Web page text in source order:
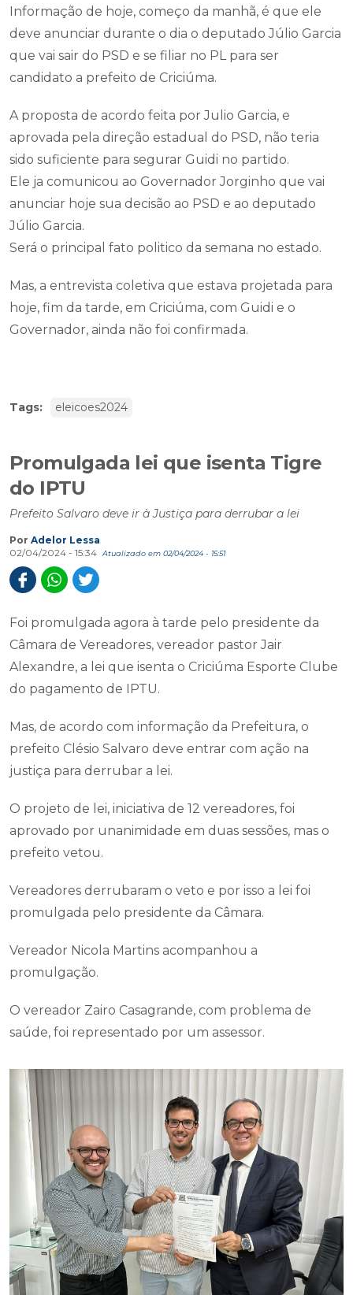
Informação de hoje, começo da manhã, é que ele
deve anunciar durante o dia o deputado Júlio Garcia
que vai sair do PSD e se filiar no PL para ser
candidato a prefeito de Criciúma.
A proposta de acordo feita por Julio Garcia, e
aprovada pela direção estadual do PSD, não teria
sido suficiente para segurar Guidi no partido.
Ele ja comunicou ao Governador Jorginho que vai
anunciar hoje sua decisão ao PSD e ao deputado
Júlio Garcia.
Será o principal fato politico da semana no estado.
Mas, a entrevista coletiva que estava projetada para
hoje, fim da tarde, em Criciúma, com Guidi e o
Governador, ainda não foi confirmada.
Tags: eleicoes2024
Promulgada lei que isenta Tigre
do IPTU
Prefeito Salvaro deve ir à Justiça para derrubar a lei
Por Adelor Lessa
02/04/2024 - 15:34
Atualizado em 02/04/2024 - 15:51
Foi promulgada agora à tarde pelo presidente da
Câmara de Vereadores, vereador pastor Jair
Alexandre, a lei que isenta o Criciúma Esporte Clube
do pagamento de IPTU.
Mas, de acordo com informação da Prefeitura, o
prefeito Clésio Salvaro deve entrar com ação na
justiça para derrubar a lei.
O projeto de lei, iniciativa de 12 vereadores, foi
aprovado por unanimidade em duas sessões, mas o
prefeito vetou.
Vereadores derrubaram o veto e por isso a lei foi
promulgada pelo presidente da Câmara.
Vereador Nicola Martins acompanhou a
promulgação.
O vereador Zairo Casagrande, com problema de
saúde, foi representado por um assessor.